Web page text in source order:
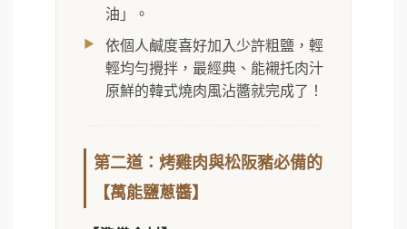
油」。
依個人鹹度喜好加入少許粗鹽，輕
輕均勻攪拌，最經典、能襯托肉汁
原鮮的韓式燒肉風沾醬就完成了！
第二道：烤雞肉與松阪豬必備的
【萬能鹽蔥醬】